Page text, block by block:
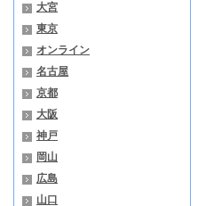
大宮
東京
オンライン
名古屋
京都
大阪
神戸
岡山
広島
山口